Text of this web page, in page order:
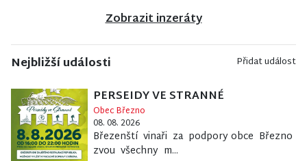
Zobrazit inzeráty
Nejbližší události Přidat událost
PERSEIDY VE STRANNÉ
Obec Březno
08. 08. 2026
Březenští vinaři za podpory obce Březno
zvou všechny m...